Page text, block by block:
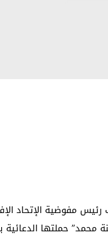
مفوضية الإتحاد
محمد” حملتها